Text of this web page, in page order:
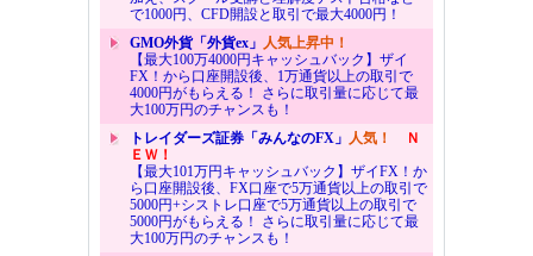
で1000円、CFD開設と取引で最大4000円！
GMO外貨「外貨ex」 人気上昇中！
【最大100万4000円キャッシュバック】ザイ
FX！から口座開設後、1万通貨以上の取引で
4000円がもらえる！ さらに取引量に応じて最
大100万円のチャンスも！
トレイダーズ証券「みんなのFX」 人気！
Ｎ
ＥＷ！
【最大101万円キャッシュバック】ザイFX！か
ら口座開設後、FX口座で5万通貨以上の取引で
5000円+シストレ口座で5万通貨以上の取引で
5000円がもらえる！ さらに取引量に応じて最
大100万円のチャンスも！